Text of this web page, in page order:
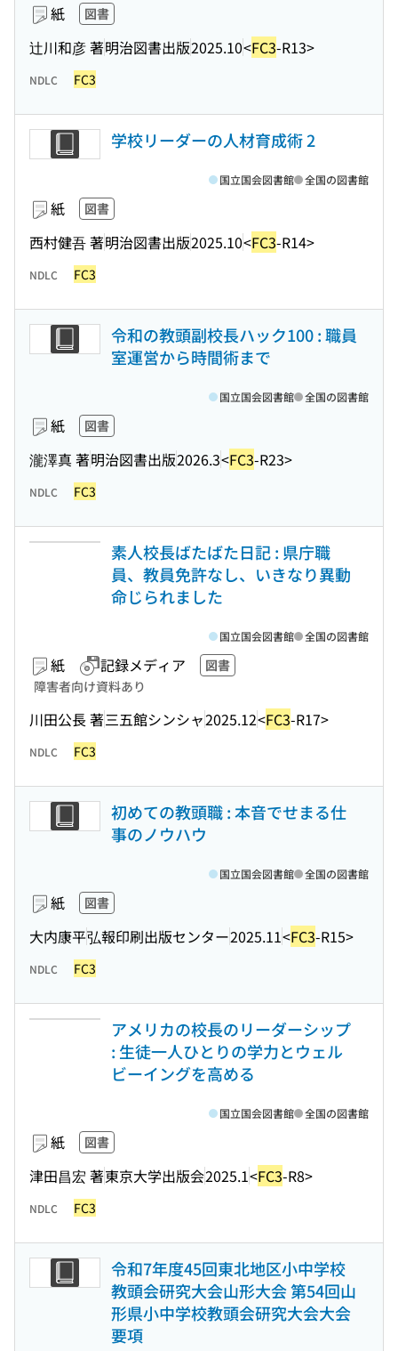
紙 図書
辻川和彦 著明治図書出版2025.10<FC3-R13>
NDLC FC3
学校リーダーの人材育成術 2
紙 図書
西村健吾 著明治図書出版2025.10<FC3-R14>
国立国会図書館 全国の図書館
NDLC FC3
令和の教頭副校長ハック100 : 職員
室運営から時間術まで
紙 図書
瀧澤真 著明治図書出版2026.3<FC3-R23>
国立国会図書館 全国の図書館
NDLC FC3
素人校長ばたばた日記 : 県庁職
員、教員免許なし、いきなり異動
命じられました
紙 記録メディア
図書
障害者向け資料あり
川田公長 著三五館シンシャ2025.12<FC3-R17>
国立国会図書館 全国の図書館
NDLC FC3
初めての教頭職 : 本音でせまる仕
事のノウハウ
紙 図書
大内康平弘報印刷出版センター2025.11<FC3-R15>
国立国会図書館 全国の図書館
NDLC FC3
アメリカの校長のリーダーシップ
: 生徒一人ひとりの学力とウェル
ビーイングを高める
紙 図書
津田昌宏 著東京大学出版会2025.1<FC3-R8>
国立国会図書館 全国の図書館
NDLC FC3
令和7年度45回東北地区小中学校
教頭会研究大会山形大会 第54回山
形県小中学校教頭会研究大会大会
要項